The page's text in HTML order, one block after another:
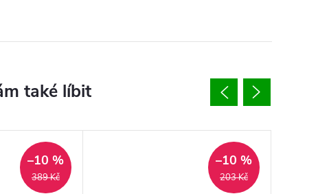
389 Kč
–10 %
203 Kč
–10 %